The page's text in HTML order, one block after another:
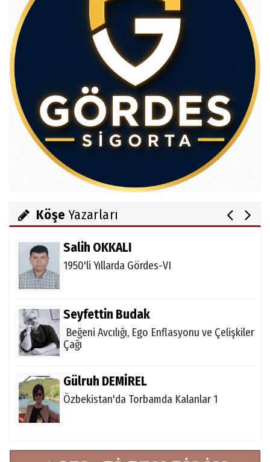
Köşe Yazarları
Av.Cenap GÜVEN
Gördesli Şair Alim Atay
Ahmet İNCE
Salih OKKALI
1950'li Yıllarda Gördes-VI
Seyfettin Budak
Beğeni Avcılığı, Ego Enflasyonu ve Çelişkiler
Çağı
Gülruh DEMİREL
Özbekistan'da Torbamda Kalanlar 1
Fatma VURAL